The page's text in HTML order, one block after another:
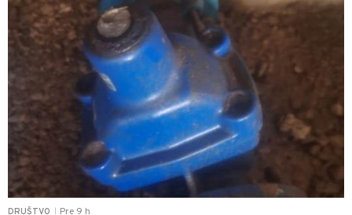
DRUŠTVO Pre 9 h